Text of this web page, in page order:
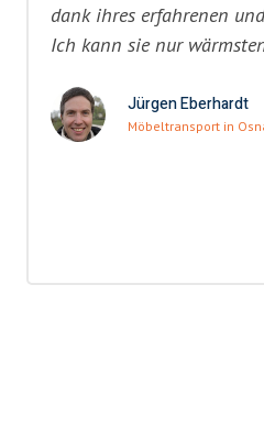
dank ihres erfahrenen
Ich kann sie nur
Jürgen Eberhardt
Möbeltransport in